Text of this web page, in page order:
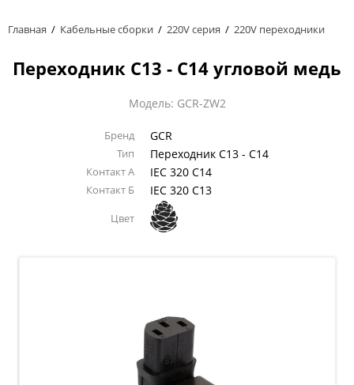
Главная / Кабельные сборки / 220V серия / 220V переходники
Переходник C13 - C14 угловой медь
Модель: GCR-ZW2
Бренд GCR
Тип Переходник C13 - C14
Контакт А IEC 320 C14
Контакт Б IEC 320 C13
Цвет